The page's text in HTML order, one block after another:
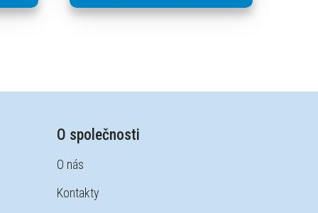
O společnosti
O nás
Kontakty